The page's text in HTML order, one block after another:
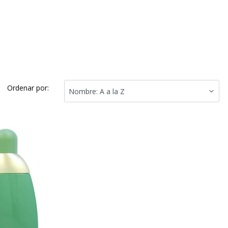
Ordenar por: